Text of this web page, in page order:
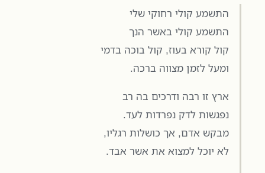
התשמע קולי רחוקי שלי
התשמע קולי באשר הנך
קול קורא בעוז, קול בוכה בדמי
ומעל לזמן מצווה ברכה.
ארץ זו רבה ודרכים בה רב
נפגשות לדק נפרדות לעד.
מבקש אדם, אך כושלות רגליו,
לא יוכל למצוא את אשר אבד.